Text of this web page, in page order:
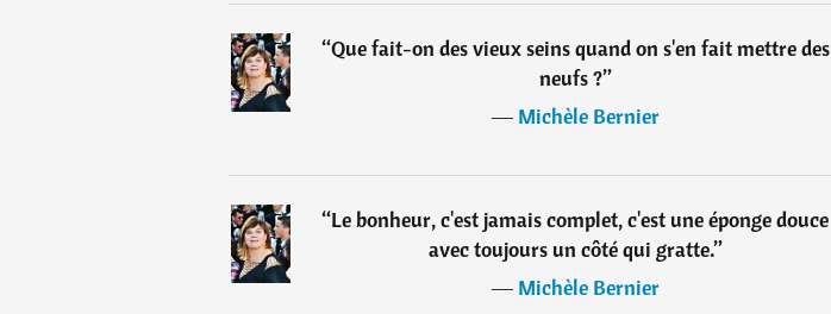
“Que fait-on des vieux seins quand on s'en fait mettre des
neufs ?”
―Michèle Bernier
“Le bonheur, c'est jamais complet, c'est une éponge douce
avec toujours un côté qui gratte.”
―Michèle Bernier